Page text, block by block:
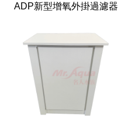
ADP新型增氧外掛過濾器